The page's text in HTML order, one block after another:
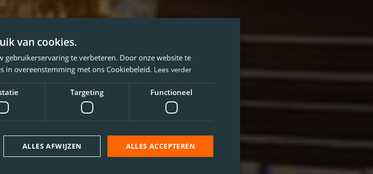
van cookies.
gebruikerservaring te verbeteren. Door onze website te
in overeenstemming met ons Cookiebeleid. Lees verder
Targeting Functioneel
ALLES ACCEPTEREN
ALLES AFWIJZEN